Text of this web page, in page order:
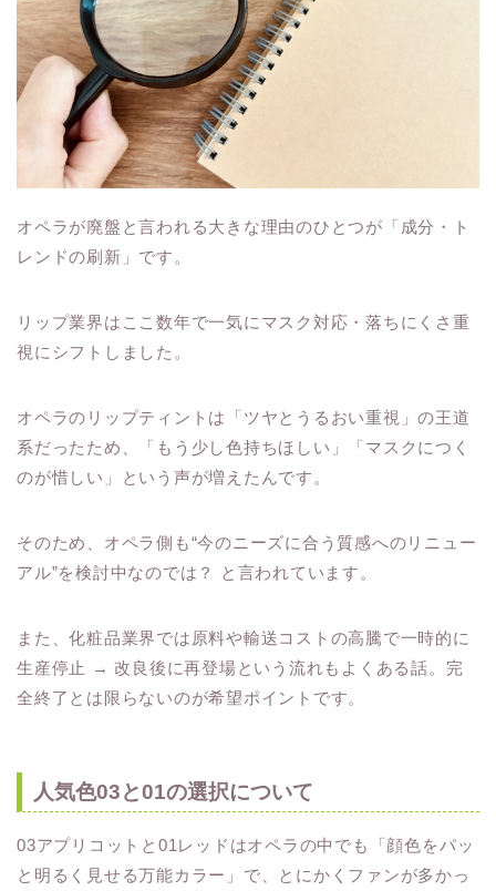
オペラが廃盤と言われる大きな理由のひとつが「成分・ト
レンドの刷新」です。
リップ業界はここ数年で一気にマスク対応・落ちにくさ重
視にシフトしました。
オペラのリップティントは「ツヤとうるおい重視」の王道
系だったため、「もう少し色持ちほしい」「マスクにつく
のが惜しい」という声が増えたんです。
そのため、オペラ側も“今のニーズに合う質感へのリニュー
アル”を検討中なのでは？ と言われています。
また、化粧品業界では原料や輸送コストの高騰で一時的に
生産停止 → 改良後に再登場という流れもよくある話。完
全終了とは限らないのが希望ポイントです。
人気色03と01の選択について
03アプリコットと01レッドはオペラの中でも「顔色をパッ
と明るく見せる万能カラー」で、とにかくファンが多かっ